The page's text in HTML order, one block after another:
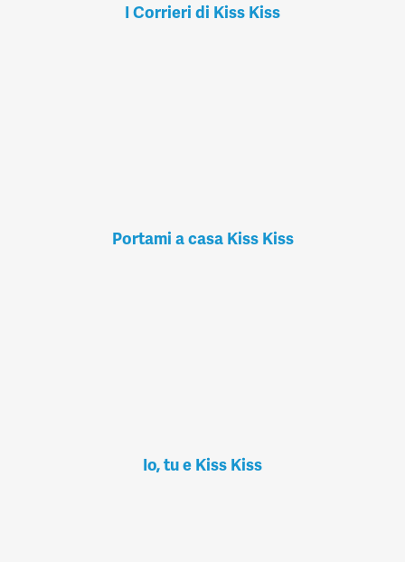
I Corrieri di Kiss Kiss
Portami a casa Kiss Kiss
Io, tu e Kiss Kiss